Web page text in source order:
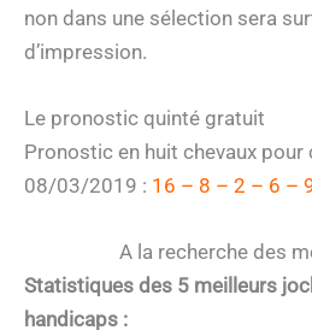
non dans une sélection sera
d’impression.
Le pronostic quinté gratuit
Pronostic en huit chevaux pour
08/03/2019 : 16 – 8 – 2 – 6 –
A la recherche des
Statistiques des 5 meilleurs
handicaps :